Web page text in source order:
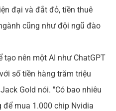
đại và đắt đỏ, tiền thuê
cũng như đội ngũ đào
nên một AI như ChatGPT
số tiền hàng trăm triệu
Gold nói. "Có bao nhiêu
mua 1.000 chip Nvidia